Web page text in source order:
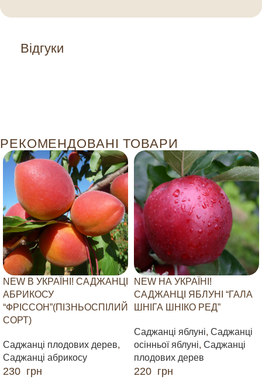
Відгуки
РЕКОМЕНДОВАНІ ТОВАРИ
NEW В УКРАЇНІ! САДЖАНЦІ
АБРИКОСУ
“ФРІССОН”(ПІЗНЬОСПІЛИЙ
СОРТ)
Саджанці плодових дерев,
Саджанці абрикосу
230 грн
NEW НА УКРАЇНІ!
САДЖАНЦІ ЯБЛУНІ “ГАЛА
ШНІГА ШНІКО РЕД”
Саджанці яблуні, Саджанці
осінньої яблуні, Саджанці
плодових дерев
220 грн